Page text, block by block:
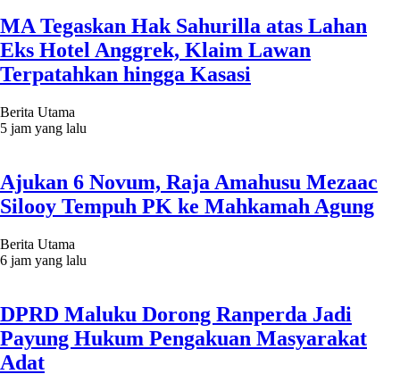
MA Tegaskan Hak Sahurilla atas Lahan
Eks Hotel Anggrek, Klaim Lawan
Terpatahkan hingga Kasasi
Berita Utama
5 jam yang lalu
Ajukan 6 Novum, Raja Amahusu Mezaac
Silooy Tempuh PK ke Mahkamah Agung
Berita Utama
6 jam yang lalu
DPRD Maluku Dorong Ranperda Jadi
Payung Hukum Pengakuan Masyarakat
Adat